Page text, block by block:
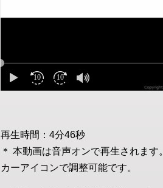
再生時間：4分46秒
＊ 本動画は音声オンで再生されま
カーアイコンで調整可能です。